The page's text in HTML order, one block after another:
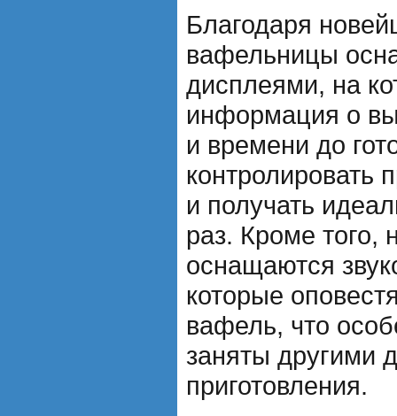
Благодаря
вафельницы
дисплеями, на
информация о
и времени до
контролировать
и получать
раз. Кроме того,
оснащаются
которые
вафель, что
заняты другими
приготовления.